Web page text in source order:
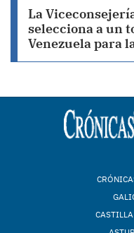
La
selecciona a un
Venezuela para